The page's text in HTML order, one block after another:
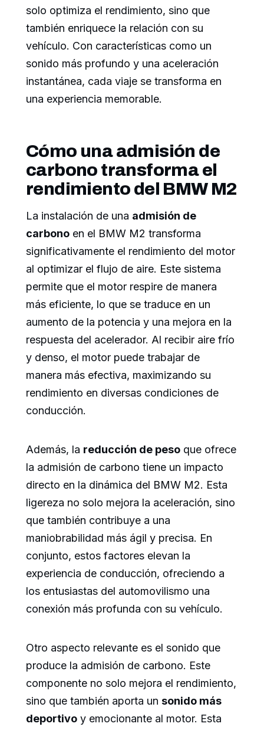
solo optimiza el rendimiento, sino que
también enriquece la relación con su
vehículo. Con características como un
sonido más profundo y una aceleración
instantánea, cada viaje se transforma en
una experiencia memorable.
Cómo una admisión de
carbono transforma el
rendimiento del BMW M2
La instalación de una admisión de
carbono en el BMW M2 transforma
significativamente el rendimiento del motor
al optimizar el flujo de aire. Este sistema
permite que el motor respire de manera
más eficiente, lo que se traduce en un
aumento de la potencia y una mejora en la
respuesta del acelerador. Al recibir aire frío
y denso, el motor puede trabajar de
manera más efectiva, maximizando su
rendimiento en diversas condiciones de
conducción.
Además, la reducción de peso que ofrece
la admisión de carbono tiene un impacto
directo en la dinámica del BMW M2. Esta
ligereza no solo mejora la aceleración, sino
que también contribuye a una
maniobrabilidad más ágil y precisa. En
conjunto, estos factores elevan la
experiencia de conducción, ofreciendo a
los entusiastas del automovilismo una
conexión más profunda con su vehículo.
Otro aspecto relevante es el sonido que
produce la admisión de carbono. Este
componente no solo mejora el rendimiento,
sino que también aporta un sonido más
deportivo y emocionante al motor. Esta